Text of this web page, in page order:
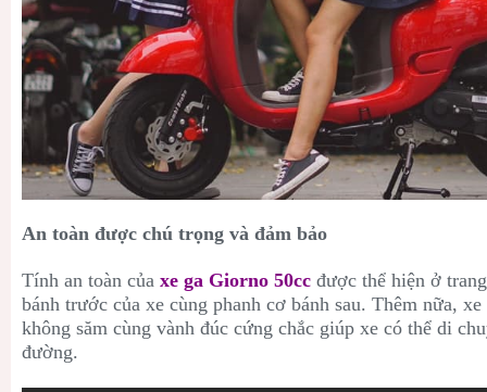
An toàn được chú trọng và đảm bảo
Tính an toàn của xe ga Giorno 50cc được thể hiện ở
bánh trước của xe cùng phanh cơ bánh sau. Thêm nữa,
không săm cùng vành đúc cứng chắc giúp xe có thể di
đường.